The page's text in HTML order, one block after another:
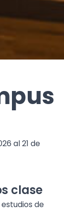
al 21 de
clase
de